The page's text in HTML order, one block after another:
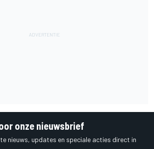
onze nieuwsbrief
nieuws, updates en speciale acties direct in